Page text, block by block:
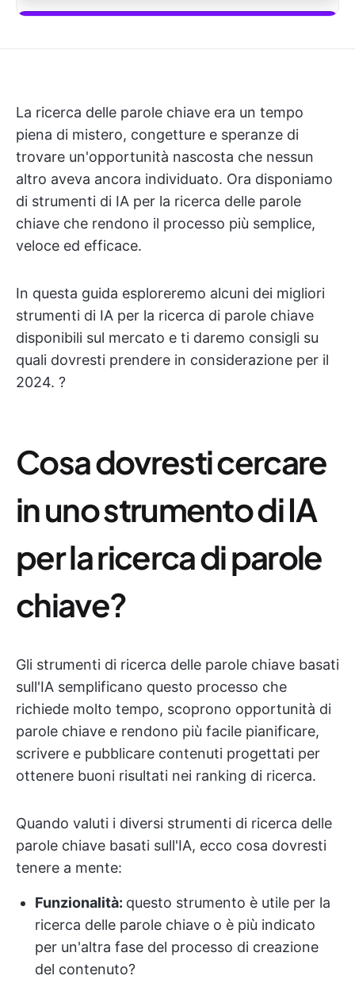
La ricerca delle parole chiave era un tempo
piena di mistero, congetture e speranze di
trovare un'opportunità nascosta che nessun
altro aveva ancora individuato. Ora disponiamo
di strumenti di IA per la ricerca delle parole
chiave che rendono il processo più semplice,
veloce ed efficace.
In questa guida esploreremo alcuni dei migliori
strumenti di IA per la ricerca di parole chiave
disponibili sul mercato e ti daremo consigli su
quali dovresti prendere in considerazione per il
2024. ?
Cosa dovresti cercare
in uno strumento di IA
per la ricerca di parole
chiave?
Gli strumenti di ricerca delle parole chiave basati
sull'IA semplificano questo processo che
richiede molto tempo, scoprono opportunità di
parole chiave e rendono più facile pianificare,
scrivere e pubblicare contenuti progettati per
ottenere buoni risultati nei ranking di ricerca.
Quando valuti i diversi strumenti di ricerca delle
parole chiave basati sull'IA, ecco cosa dovresti
tenere a mente:
Funzionalità: questo strumento è utile per la
ricerca delle parole chiave o è più indicato
per un'altra fase del processo di creazione
del contenuto?